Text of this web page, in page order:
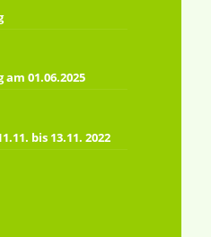
01.06.2025
bis 13.11. 2022